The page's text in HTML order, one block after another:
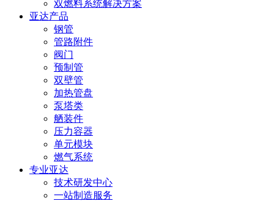
双燃料系统解决方案
亚达产品
钢管
管路附件
阀门
预制管
双壁管
加热管盘
泵塔类
舾装件
压力容器
单元模块
燃气系统
专业亚达
技术研发中心
一站制造服务